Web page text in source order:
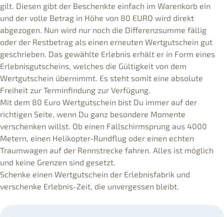
gilt. Diesen gibt der Beschenkte einfach im Warenkorb ein
und der volle Betrag in Höhe von 80 EURO wird direkt
abgezogen. Nun wird nur noch die Differenzsumme fällig
oder der Restbetrag als einen erneuten Wertgutschein gut
geschrieben. Das gewählte Erlebnis erhält er in Form eines
Erlebnisgutscheins, welches die Gültigkeit von dem
Wertgutschein übernimmt. Es steht somit eine absolute
Freiheit zur Terminfindung zur Verfügung.
Mit dem 80 Euro Wertgutschein bist Du immer auf der
richtigen Seite, wenn Du ganz besondere Momente
verschenken willst. Ob einen Fallschirmsprung aus 4000
Metern, einen Helikopter-Rundflug oder einen echten
Traumwagen auf der Rennstrecke fahren. Alles ist möglich
und keine Grenzen sind gesetzt.
Schenke einen Wertgutschein der Erlebnisfabrik und
verschenke Erlebnis-Zeit, die unvergessen bleibt.